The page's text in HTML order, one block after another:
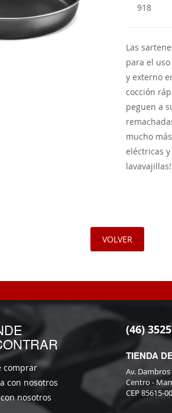
918
Las
para el
y externo
cocción
peguen a
mucho
eléctricas
lavavajillas!
VOLVER
comprar
con nosotros
nosotros
(46)
TIENDA
Av. Dambros
Centro -
CEP 85615-